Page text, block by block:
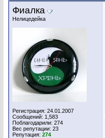
Фиалка
Нелицедейка
Регистрация: 24.01.2007
Сообщений: 1,583
Поблагодарили: 274
Вес репутации: 23
Репутация: 274